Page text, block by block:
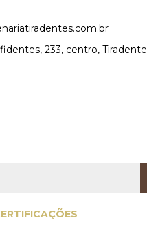
233, centro,